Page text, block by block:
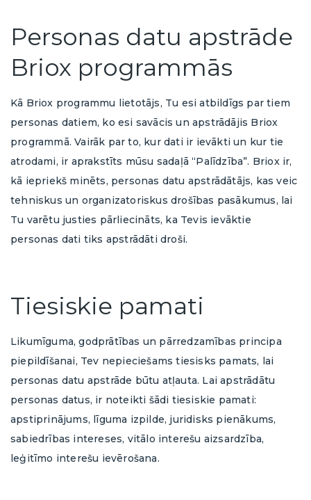
Personas datu apstrāde
Briox programmās
Kā Briox programmu lietotājs, Tu esi atbildīgs par tiem
personas datiem, ko esi savācis un apstrādājis Briox
programmā. Vairāk par to, kur dati ir ievākti un kur tie
atrodami, ir aprakstīts mūsu sadaļā “Palīdzība”. Briox ir,
kā iepriekš minēts, personas datu apstrādātājs, kas veic
tehniskus un organizatoriskus drošības pasākumus, lai
Tu varētu justies pārliecināts, ka Tevis ievāktie
personas dati tiks apstrādāti droši.
Tiesiskie pamati
Likumīguma, godprātības un pārredzamības principa
piepildīšanai, Tev nepieciešams tiesisks pamats, lai
personas datu apstrāde būtu atļauta. Lai apstrādātu
personas datus, ir noteikti šādi tiesiskie pamati:
apstiprinājums, līguma izpilde, juridisks pienākums,
sabiedrības intereses, vitālo interešu aizsardzība,
leģitīmo interešu ievērošana.